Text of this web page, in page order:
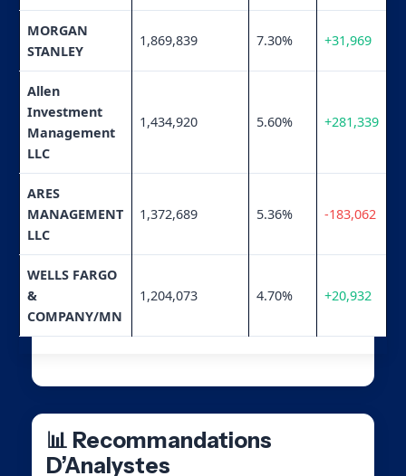
MORGAN
STANLEY
1,869,839 7.30% +31,969
Allen
Investment
Management
LLC
1,434,920 5.60% +281,339
ARES
MANAGEMENT
LLC
1,372,689 5.36% -183,062
WELLS FARGO
&
COMPANY/MN
1,204,073 4.70% +20,932
📊 Recommandations
D’Analystes